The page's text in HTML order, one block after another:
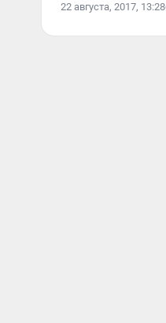
22 августа, 2017, 13:28